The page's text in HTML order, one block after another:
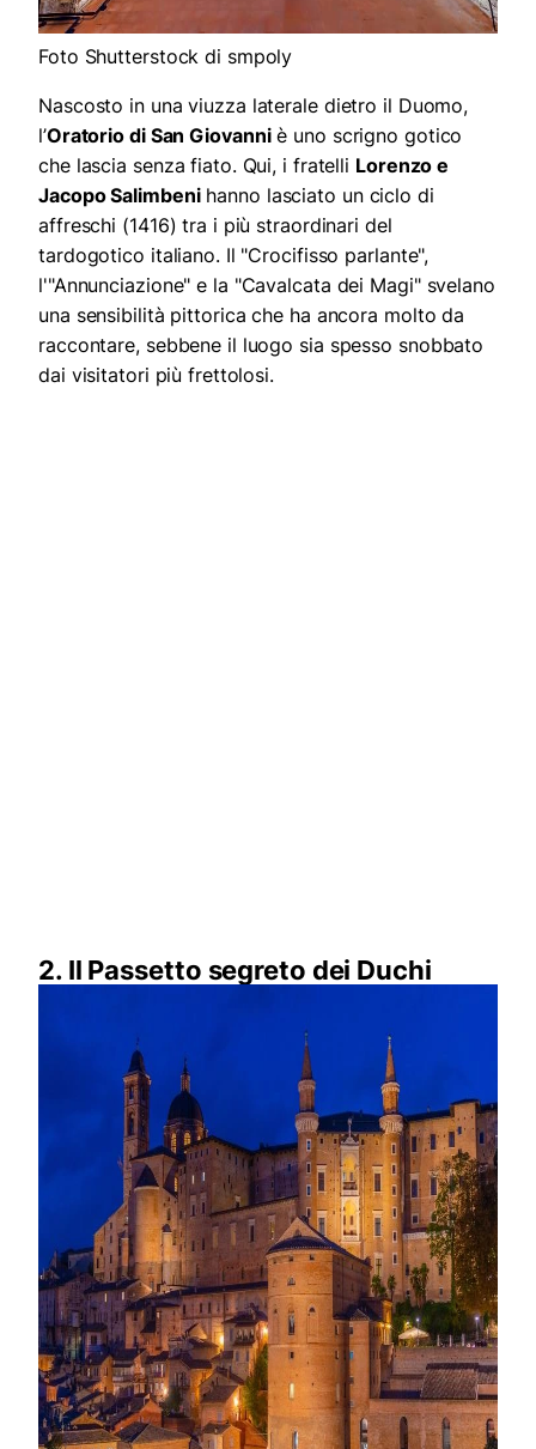
Foto Shutterstock di smpoly
Nascosto in una viuzza laterale dietro il Duomo,
l’Oratorio di San Giovanniè uno scrigno gotico
che lascia senza fiato. Qui, i fratelli Lorenzo e
Jacopo Salimbenihanno lasciato un ciclo di
affreschi (1416) tra i più straordinari del
tardogotico italiano. Il "Crocifisso parlante",
l'"Annunciazione" e la "Cavalcata dei Magi" svelano
una sensibilità pittorica che ha ancora molto da
raccontare, sebbene il luogo sia spesso snobbato
dai visitatori più frettolosi.
2. Il Passetto segreto dei Duchi